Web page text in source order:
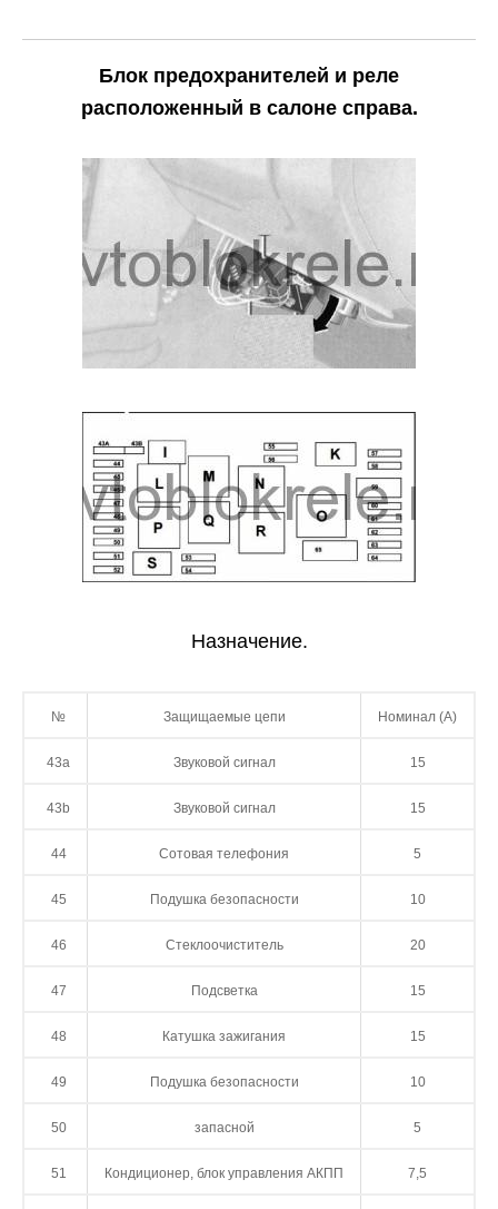
Блок предохранителей и реле
расположенный в салоне справа.
Назначение.
№ Защищаемые цепи Номинал (А)
43а Звуковой сигнал 15
43b Звуковой сигнал 15
44 Сотовая телефония 5
45 Подушка безопасности 10
46 Стеклоочиститель 20
47 Подсветка 15
48 Катушка зажигания 15
49 Подушка безопасности 10
50 запасной 5
51 Кондиционер, блок управления АКПП 7,5